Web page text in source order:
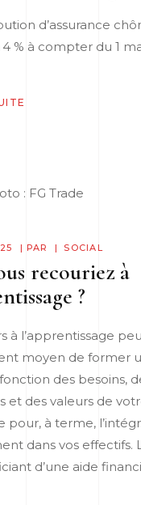
d’assurance
4 % à compter du 1
: FG Trade
PAR SOCIAL
recouriez à
?
à l’apprentissage
moyen de former
des besoins,
et des valeurs de
pour, à terme,
dans vos effectifs.
d’une aide